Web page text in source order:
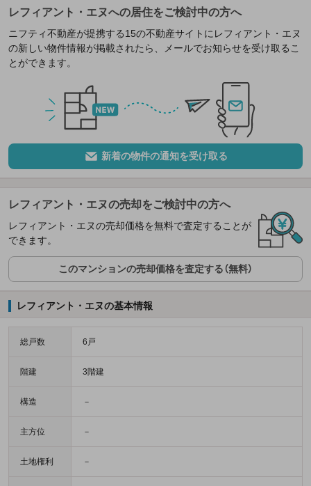
レフィアント・エヌへの居住をご検討中の方へ
ニフティ不動産が提携する15の不動産サイトにレフィアント・エヌ
の新しい物件情報が掲載されたら、メールでお知らせを受け取るこ
とができます。
新着の物件の通知を受け取る
レフィアント・エヌの売却をご検討中の方へ
レフィアント・エヌの売却価格を無料で査定することが
できます。
このマンションの売却価格を査定する（無料）
レフィアント・エヌの基本情報
総戸数 6戸
階建 3階建
構造 －
主方位 －
土地権利 －